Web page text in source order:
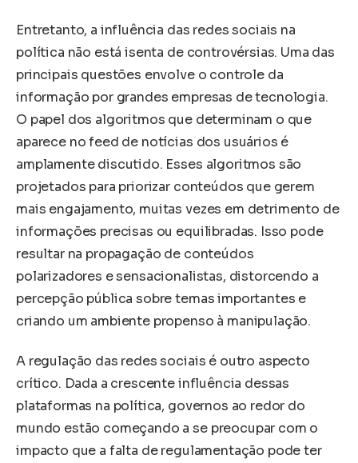
Entretanto, a influência das redes sociais na
política não está isenta de controvérsias. Uma das
principais questões envolve o controle da
informação por grandes empresas de tecnologia.
O papel dos algoritmos que determinam o que
aparece no feed de notícias dos usuários é
amplamente discutido. Esses algoritmos são
projetados para priorizar conteúdos que gerem
mais engajamento, muitas vezes em detrimento de
informações precisas ou equilibradas. Isso pode
resultar na propagação de conteúdos
polarizadores e sensacionalistas, distorcendo a
percepção pública sobre temas importantes e
criando um ambiente propenso à manipulação.
A regulação das redes sociais é outro aspecto
crítico. Dada a crescente influência dessas
plataformas na política, governos ao redor do
mundo estão começando a se preocupar com o
impacto que a falta de regulamentação pode ter